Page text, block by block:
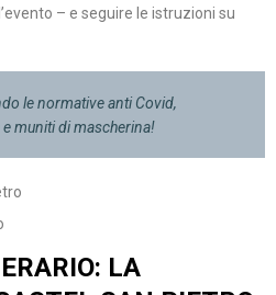
– e seguire le istruzioni su
le normative anti Covid,
e muniti di mascherina!
LA